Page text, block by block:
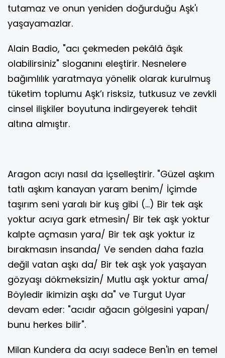
tutamaz ve onun yeniden doğurduğu Aşk'ı
yaşayamazlar.
Alain Badio, "acı çekmeden pekâlâ âşık
olabilirsiniz" sloganını eleştirir. Nesnelere
bağımlılık yaratmaya yönelik olarak kurulmuş
tüketim toplumu Aşk’ı risksiz, tutkusuz ve zevkli
cinsel ilişkiler boyutuna indirgeyerek tehdit
altına almıştır.
Aragon acıyı nasıl da içselleştirir. "Güzel aşkım
tatlı aşkım kanayan yaram benim/ İçimde
taşırım seni yaralı bir kuş gibi (...) Bir tek aşk
yoktur acıya gark etmesin/ Bir tek aşk yoktur
kalpte açmasın yara/ Bir tek aşk yoktur iz
bırakmasın insanda/ Ve senden daha fazla
değil vatan aşkı da/ Bir tek aşk yok yaşayan
gözyaşı dökmeksizin/ Mutlu aşk yoktur ama/
Böyledir ikimizin aşkı da" ve Turgut Uyar
devam eder: "acıdır ağacın gölgesini yapan/
bunu herkes bilir".
Milan Kundera da acıyı sadece Ben'in en temel